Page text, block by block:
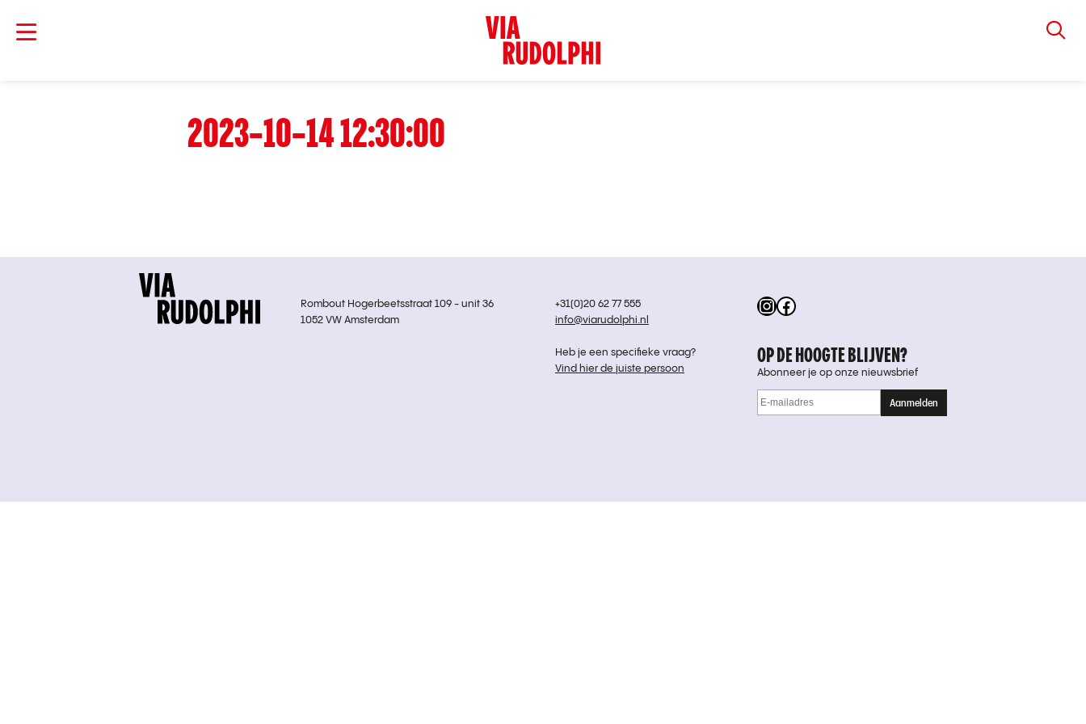
2023-10-14 12:30:00
Instagram
Facebook
Rombout Hogerbeetsstraat 109 - unit 36
1052 VW Amsterdam
+31(0)20 62 77 555
info@viarudolphi.nl
Heb je een specifieke vraag?
Vind hier de juiste persoon
OP DE HOOGTE BLIJVEN?
Abonneer je op onze nieuwsbrief